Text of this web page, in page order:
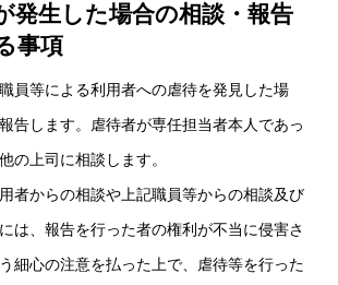
発生した場合の相談・報告
事項
等による利用者への虐待を発見した場
告します。虐待者が専任担当者本人であっ
の上司に相談します。
からの相談や上記職員等からの相談及び
は、報告を行った者の権利が不当に侵害さ
細心の注意を払った上で、虐待等を行った